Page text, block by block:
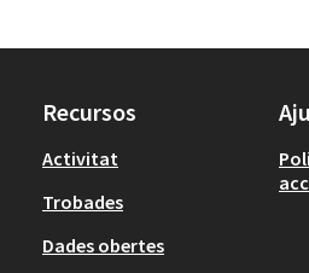
Recursos
Activitat
Trobades
Dades obertes